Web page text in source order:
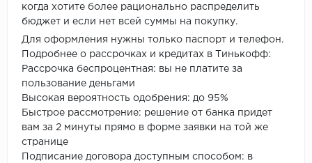
когда хотите более рационально распределить
бюджет и если нет всей суммы на покупку.
Для оформления нужны только паспорт и телефон.
Подробнее о рассрочках и кредитах в Тинькофф:
Рассрочка беспроцентная: вы не платите за
пользование деньгами
Высокая вероятность одобрения: до 95%
Быстрое рассмотрение: решение от банка придет
вам за 2 минуты прямо в форме заявки на той же
странице
Подписание договора доступным способом: в